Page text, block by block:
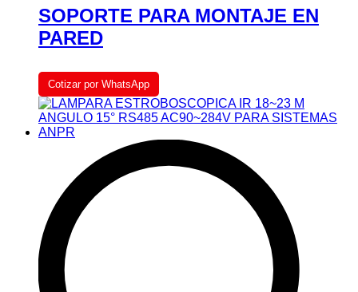
SOPORTE PARA MONTAJE EN
PARED
Cotizar por WhatsApp